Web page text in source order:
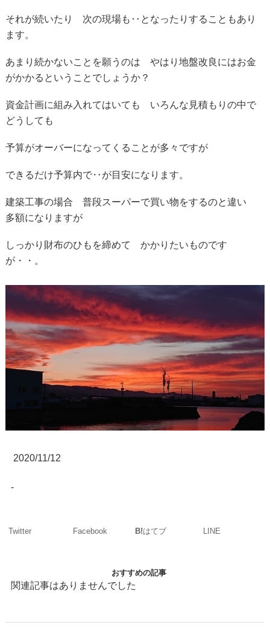
それが続いたり 次の現場も‥となったりすることもあり
ます。
あまり続かないことを願うのは やはり地盤改良にはお金
がかかるということでしょうか？
資金計画に組み入れてはいても いろんな見積もりの中で
どうしても
予算がオーバーになってくることが多々ですが
できるだけ予算内で‥が目安になります。
建築工事の場合 普段スーパーで買い物をするのと違い
多額になりますが
しっかり財布のひもを締めて かかりたいものです
が・・。
2020/11/12
-
Twitter Facebook B!はてブ LINE
おすすめの記事
関連記事はありませんでした